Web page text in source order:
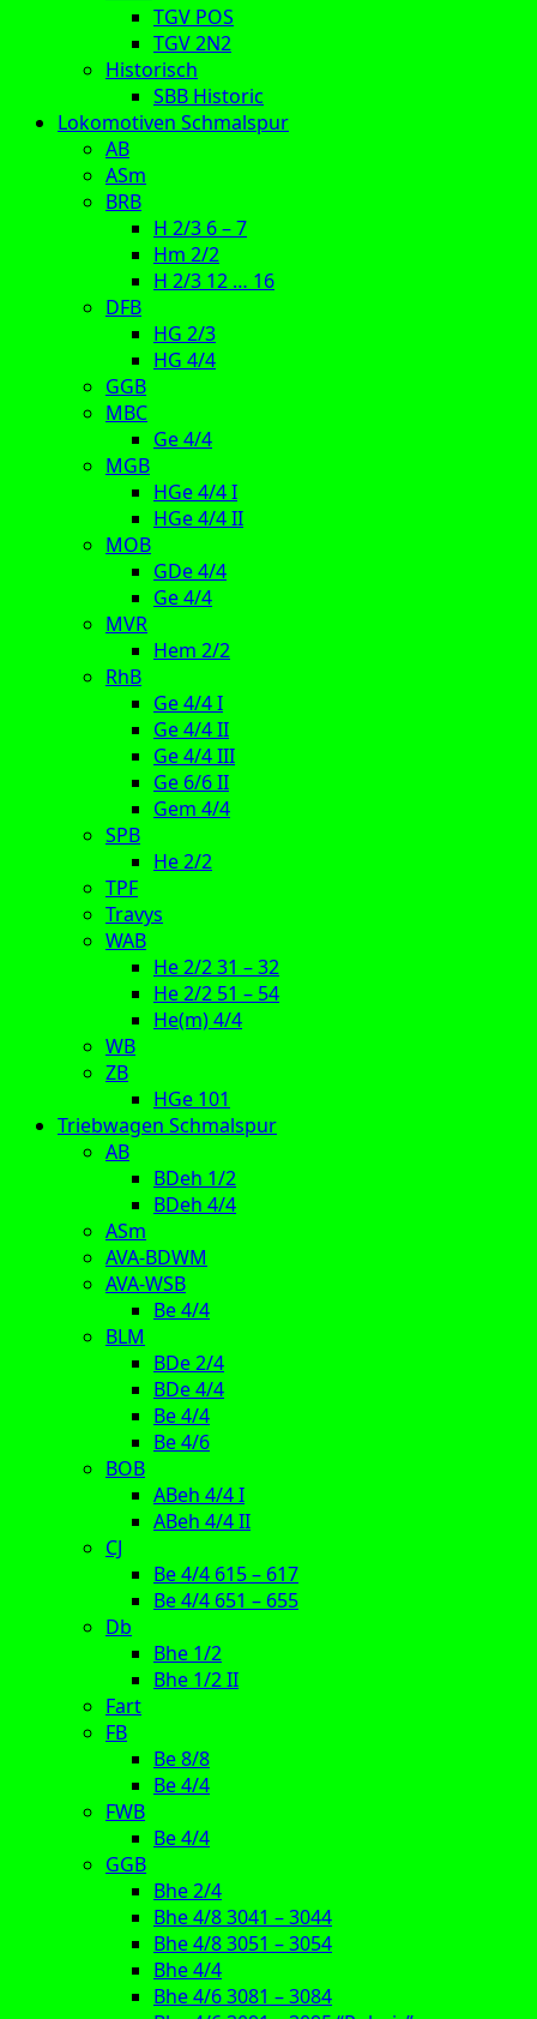
TGV POS
TGV 2N2
Historisch
SBB Historic
Lokomotiven Schmalspur
AB
ASm
BRB
H 2/3 6 – 7
Hm 2/2
H 2/3 12 … 16
DFB
HG 2/3
HG 4/4
GGB
MBC
Ge 4/4
MGB
HGe 4/4 I
HGe 4/4 II
MOB
GDe 4/4
Ge 4/4
MVR
Hem 2/2
RhB
Ge 4/4 I
Ge 4/4 II
Ge 4/4 III
Ge 6/6 II
Gem 4/4
SPB
He 2/2
TPF
Travys
WAB
He 2/2 31 – 32
He 2/2 51 – 54
He(m) 4/4
WB
ZB
HGe 101
Triebwagen Schmalspur
AB
BDeh 1/2
BDeh 4/4
ASm
AVA-BDWM
AVA-WSB
Be 4/4
BLM
BDe 2/4
BDe 4/4
Be 4/4
Be 4/6
BOB
ABeh 4/4 I
ABeh 4/4 II
CJ
Be 4/4 615 – 617
Be 4/4 651 – 655
Db
Bhe 1/2
Bhe 1/2 II
Fart
FB
Be 8/8
Be 4/4
FWB
Be 4/4
GGB
Bhe 2/4
Bhe 4/8 3041 – 3044
Bhe 4/8 3051 – 3054
Bhe 4/4
Bhe 4/6 3081 – 3084